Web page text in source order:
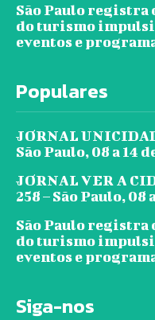
São Paulo
do turismo
eventos e
Populares
JORNAL
São Paulo, 08 a 14
JORNAL VER A
258 – São Paulo, 08
São Paulo
do turismo
eventos e
Siga-nos